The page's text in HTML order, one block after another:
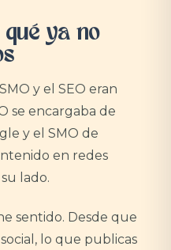
ya no
y el SEO eran
se encargaba de
y el SMO de
en redes
lado.
sentido. Desde que
lo que publicas